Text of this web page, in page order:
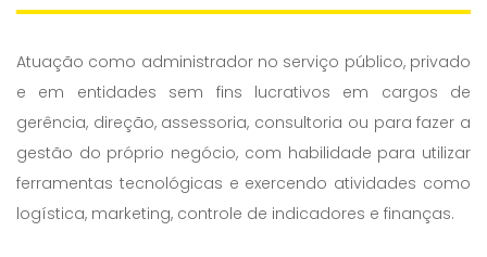
Atuação como administrador no serviço público, privado
e em entidades sem fins lucrativos em cargos de
gerência, direção, assessoria, consultoria ou para fazer a
gestão do próprio negócio, com habilidade para utilizar
ferramentas tecnológicas e exercendo atividades como
logística, marketing, controle de indicadores e finanças.